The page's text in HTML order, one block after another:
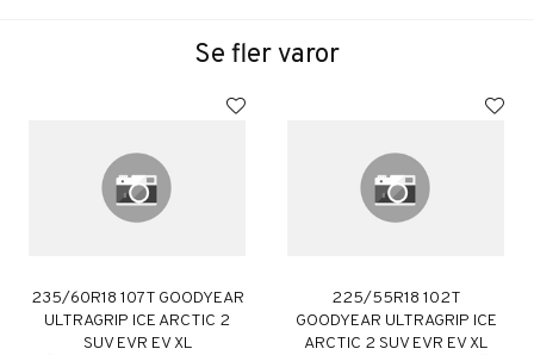
Se fler varor
235/60R18 107T GOODYEAR
ULTRAGRIP ICE ARCTIC 2
SUV EVR EV XL
225/55R18 102T
GOODYEAR ULTRAGRIP ICE
ARCTIC 2 SUV EVR EV XL